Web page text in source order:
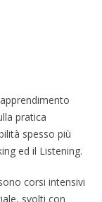
pratica
spesso più
ed il Listening.
corsi intensivi
svolti con